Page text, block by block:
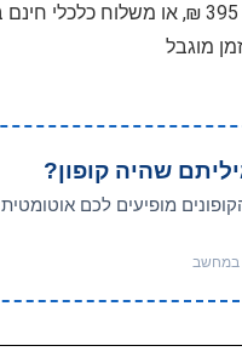
שהיה קופון?
מופיעים לכם אוטומטית